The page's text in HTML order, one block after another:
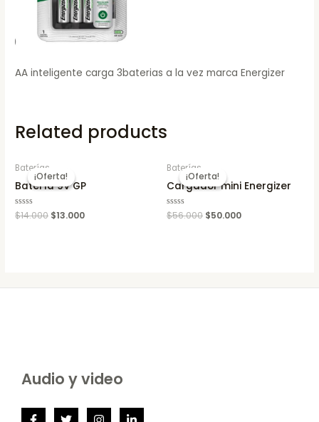
AA inteligente carga 3baterias a la vez marca Energizer
Related products
¡Oferta!
¡Oferta!
Baterías
Batería 9V GP
Rated
0
$14.000 $13.000
¡Oferta!
¡Oferta!
Baterías
Cargador mini Energizer
Rated
0
$56.000 $50.000
Audio y video